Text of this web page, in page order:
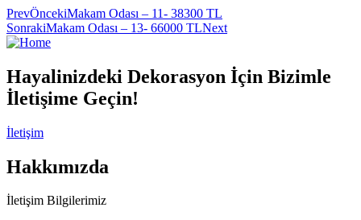
PrevÖncekiMakam Odası – 11- 38300 TL
SonrakiMakam Odası – 13- 66000 TLNext
Hayalinizdeki Dekorasyon İçin Bizimle
İletişime Geçin!
İletişim
Hakkımızda
İletişim Bilgilerimiz